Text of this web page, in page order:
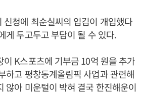
신청에 최순실씨의 입김이 개입했다
게 두고두고 부담이 될 수 있다.
이 K스포츠에 기부금 10억 원을 추가
하고 평창동계올림픽 사업과 관련해
않아 미운털이 박혀 결국 한진해운이